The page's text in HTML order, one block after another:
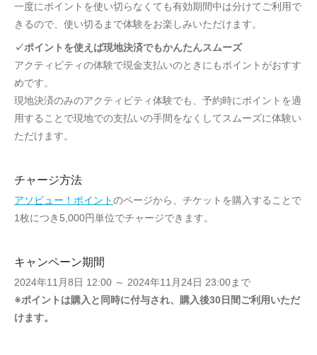
一度にポイントを使い切らなくても有効期間中は分けてご利用で
きるので、使い切るまで体験をお楽しみいただけます。
✓ポイントを使えば現地決済でもかんたんスムーズ
アクティビティの体験で現金支払いのときにもポイントがおすす
めです。
現地決済のみのアクティビティ体験でも、予約時にポイントを適
用することで現地での支払いの手間をなくしてスムーズに体験い
ただけます。
チャージ方法
アソビュー！ポイントのページから、チケットを購入することで
1枚につき5,000円単位でチャージできます。
キャンペーン期間
2024年11月8日 12:00 ～ 2024年11月24日 23:00まで
※ポイントは購入と同時に付与され、購入後30日間ご利用いただ
けます。